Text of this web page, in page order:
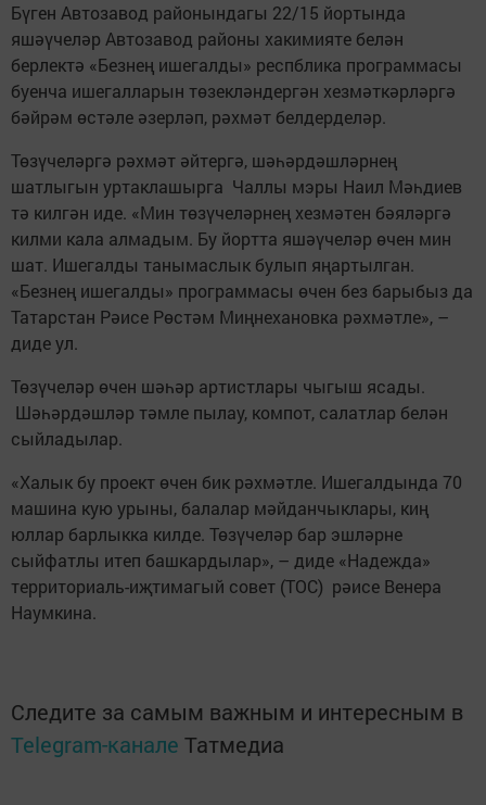
Бүген Автозавод районындагы 22/15 йортында
яшәүчеләр Автозавод районы хакимияте белән
берлектә «Безнең ишегалды» респблика программасы
буенча ишегалларын төзекләндергән хезмәткәрләргә
бәйрәм өстәле әзерләп, рәхмәт белдерделәр.
Төзүчеләргә рәхмәт әйтергә, шәһәрдәшләрнең
шатлыгын уртаклашырга Чаллы мэры Наил Мәһдиев
тә килгән иде. «Мин төзүчеләрнең хезмәтен бәяләргә
килми кала алмадым. Бу йортта яшәүчеләр өчен мин
шат. Ишегалды танымаслык булып яңартылган.
«Безнең ишегалды» программасы өчен без барыбыз да
Татарстан Рәисе Рөстәм Миңнехановка рәхмәтле», –
диде ул.
Төзүчеләр өчен шәһәр артистлары чыгыш ясады.
Шәһәрдәшләр тәмле пылау, компот, салатлар белән
сыйладылар.
«Халык бу проект өчен бик рәхмәтле. Ишегалдында 70
машина кую урыны, балалар мәйданчыклары, киң
юллар барлыкка килде. Төзүчеләр бар эшләрне
сыйфатлы итеп башкардылар», – диде «Надежда»
территориаль-иҗтимагый совет (ТОС) рәисе Венера
Наумкина.
Следите за самым важным и интересным в
Telegram-канале Татмедиа